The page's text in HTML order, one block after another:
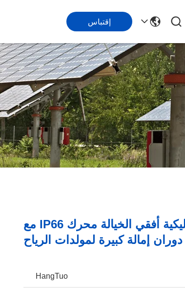
إقتباس
17 بوصة هيدروليكية أفقي الخيالة محرك IP66 مع
إمالة كبيرة لمولدات الرياح
HangTuo